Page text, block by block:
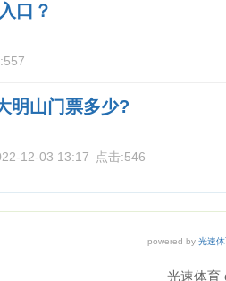
口？
557
明山门票多少?
12-03 13:17 点击:546
powered by 光速
光速体育